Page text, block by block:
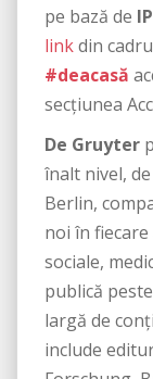
pe bază de
linkdin
#deacasă
secțiunea
De Gruyter
înalt nivel,
Berlin,
noi în
sociale,
publică
largă de
include